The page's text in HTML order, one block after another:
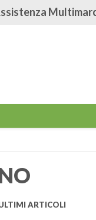
ARTICOLI